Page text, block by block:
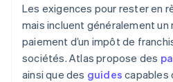
Les exigences pour rester en
mais incluent généralement un
paiement d’un impôt de
sociétés. Atlas propose des
ainsi que des guides capables